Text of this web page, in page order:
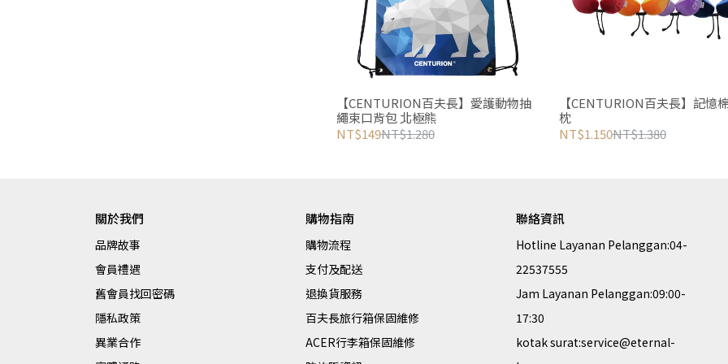
【CENTURION百夫長】愛護動物抽
繩束口背包 北極熊
NT$149NT$1.280
【CENTURION百夫長】記憶
枕
NT$1.150NT$1.380
關於我們
品牌故事
會員禮遇
舊會員找回密碼
隱私政策
異業合作
購物指南
購物流程
支付及配送
退換貨服務
百夫長旅行箱保固維修
ACER行李箱保固維修
聯絡資訊
Hotline Layanan Pelanggan:04-
22537555
Jam Layanan Pelanggan:09:00-
17:30
kotak surat:service@eternal-